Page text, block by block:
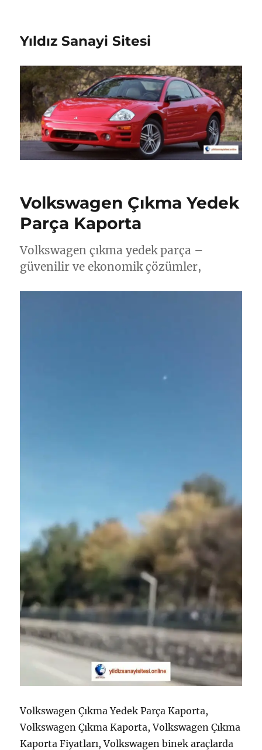
Yıldız Sanayi Sitesi
Volkswagen Çıkma Yedek
Parça Kaporta
Volkswagen çıkma yedek parça –
güvenilir ve ekonomik çözümler,
Volkswagen Çıkma Yedek Parça Kaporta,
Volkswagen Çıkma Kaporta, Volkswagen Çıkma
Kaporta Fiyatları, Volkswagen binek araçlarda